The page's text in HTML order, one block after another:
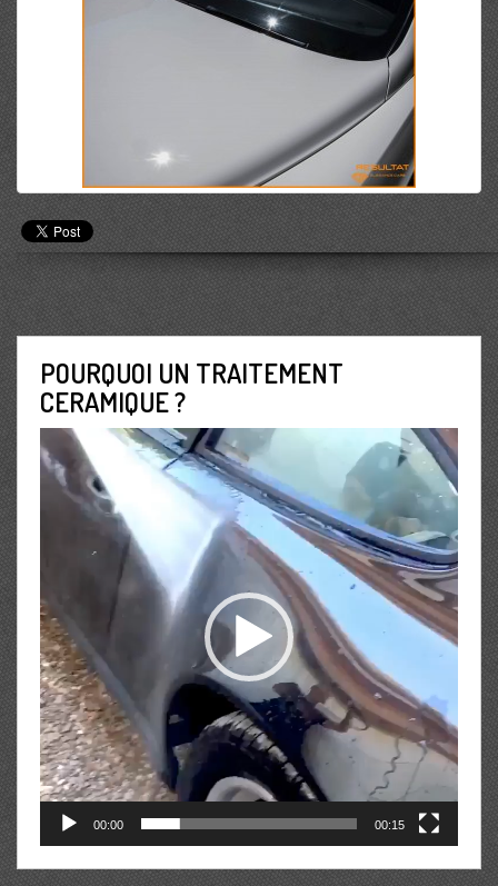
POURQUOI UN TRAITEMENT
CERAMIQUE ?
Lecteur
vidéo
00:00 00:15